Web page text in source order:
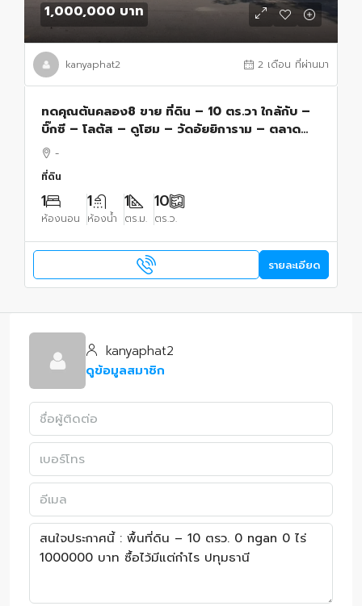
1,000,000 บาท
kanyaphat2 2 เดือน ที่ผ่านมา
ทดคุณต้นคลอง8 ขาย ที่ดิน – 10 ตร.วา ใกล้กับ –
บิ๊กซี – โลตัส – ดูโฮม – วัดอัยยิการาม – ตลาด
ต้นไม้ คลอง 9 – โรงเรียนสารสาสน์วิเทศรังสิต
-
ที่ดิน
1
ห้องนอน
1
ห้องน้ำ
1
ตร.ม.
10
ตร.ว.
รายละเอียด
kanyaphat2
ดูข้อมูลสมาชิก